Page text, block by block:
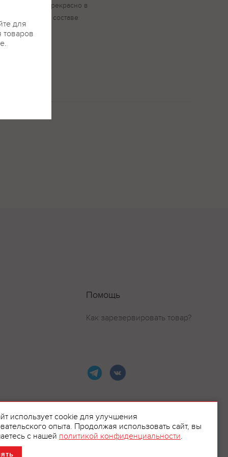
шоколада. Прекрасно в
со льдом, в составе
порядка
Помощь
Как зарезервировать товар?
использует cookie для улучшения
опыта. Продолжая использовать сайт, вы
с нашей политикой конфиденциальности.
для